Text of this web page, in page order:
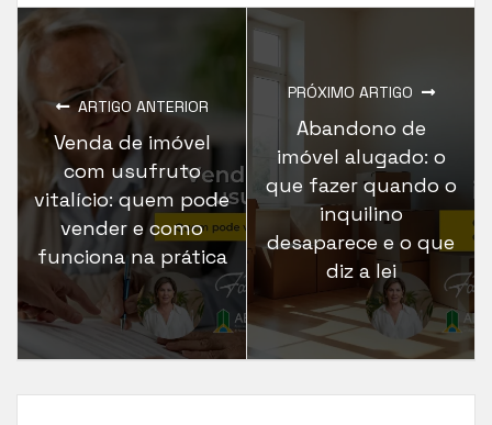
ARTIGO ANTERIOR
Venda de imóvel
com usufruto
vitalício: quem pode
vender e como
funciona na prática
PRÓXIMO ARTIGO
Abandono de
imóvel alugado: o
que fazer quando o
inquilino
desaparece e o que
diz a lei